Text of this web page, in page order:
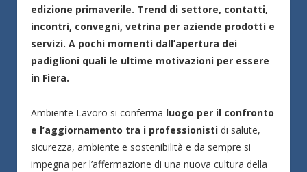
edizione primaverile. Trend di settore, contatti,
incontri, convegni, vetrina per aziende prodotti e
servizi. A pochi momenti dall’apertura dei
padiglioni quali le ultime motivazioni per essere
in Fiera.
Ambiente Lavoro si conferma luogo per il confronto
e l’aggiornamento tra i professionisti di salute,
sicurezza, ambiente e sostenibilità e da sempre si
impegna per l’affermazione di una nuova cultura della